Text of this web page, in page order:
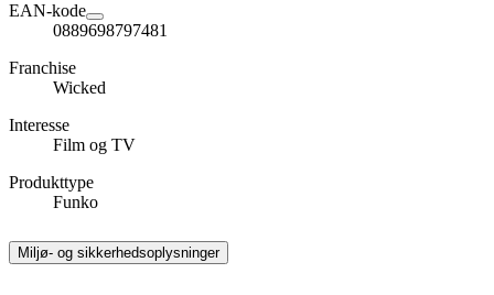
EAN-kode
0889698797481
Franchise
Wicked
Interesse
Film og TV
Produkttype
Funko
Miljø- og sikkerhedsoplysninger